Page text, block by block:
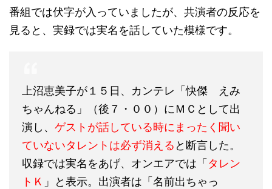
番組では伏字が入っていましたが、共演者の反応を
見ると、実録では実名を話していた模様です。
上沼恵美子が１５日、カンテレ「快傑 えみ
ちゃんねる 」（後７・００）にＭＣとして出
演し、 ゲストが話している時にまったく聞い
ていないタレントは必ず消える と断言した。
収録では実名をあげ、オンエアでは「 タレン
トＫ 」と表示。出演者は「名前出ちゃっ